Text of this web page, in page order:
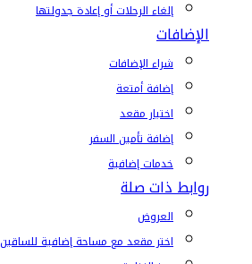
إلغاء الرحلات أو إعادة جدولتها
الإضافات
شراء الإضافات
إضافة أمتعة
اختيار مقعد
إضافة تأمين السفر
خدمات إضافية
روابط ذات صلة
العروض
اختر مقعد مع مساحة إضافية للساقين